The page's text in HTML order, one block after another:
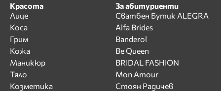
Красота
Лице
Коса
Грим
Кожа
Маникюр
Тяло
Козметика
За абитуриенти
Сватбен Бутик ALEGRA
Alfa Brides
Banderol
Be Queen
BRIDAL FASHION
Mon Amour
Стоян Радичев